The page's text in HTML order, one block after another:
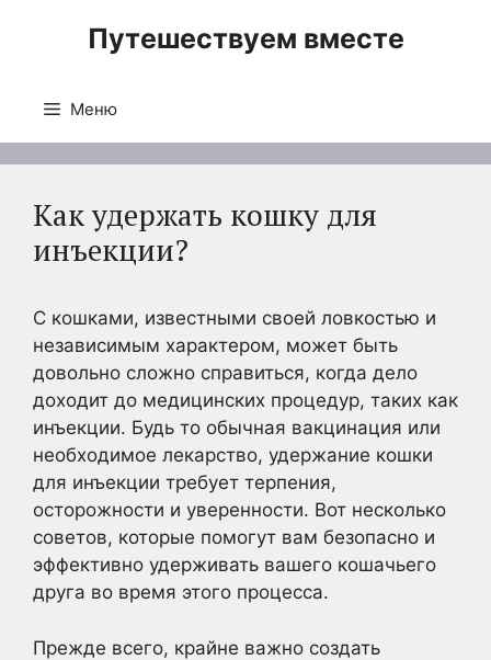
Путешествуем вместе
Меню
Как удержать кошку для
инъекции?
С кошками, известными своей ловкостью и
независимым характером, может быть
довольно сложно справиться, когда дело
доходит до медицинских процедур, таких как
инъекции. Будь то обычная вакцинация или
необходимое лекарство, удержание кошки
для инъекции требует терпения,
осторожности и уверенности. Вот несколько
советов, которые помогут вам безопасно и
эффективно удерживать вашего кошачьего
друга во время этого процесса.
Прежде всего, крайне важно создать